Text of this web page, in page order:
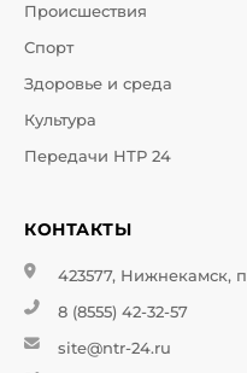
Происшествия
Спорт
Здоровье и среда
Культура
Передачи НТР 24
КОНТАКТЫ
423577, Нижнекамск,
8 (8555) 42-32-57
site@ntr-24.ru